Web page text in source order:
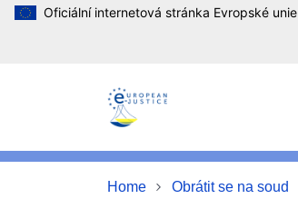
Skip to main content
Oficiální internetová stránka Evropské unie
Home Obrátit se na soud